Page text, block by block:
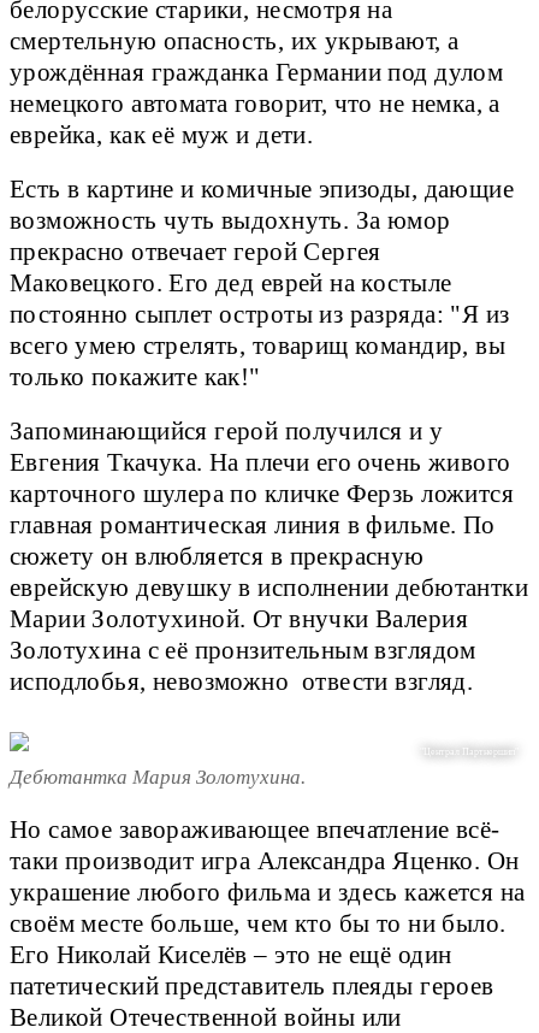
белорусские старики, несмотря на
смертельную опасность, их укрывают, а
урождённая гражданка Германии под дулом
немецкого автомата говорит, что не немка, а
еврейка, как её муж и дети.
Есть в картине и комичные эпизоды, дающие
возможность чуть выдохнуть. За юмор
прекрасно отвечает герой Сергея
Маковецкого. Его дед еврей на костыле
постоянно сыплет остроты из разряда: "Я из
всего умею стрелять, товарищ командир, вы
только покажите как!"
Запоминающийся герой получился и у
Евгения Ткачука. На плечи его очень живого
карточного шулера по кличке Ферзь ложится
главная романтическая линия в фильме. По
сюжету он влюбляется в прекрасную
еврейскую девушку в исполнении дебютантки
Марии Золотухиной. От внучки Валерия
Золотухина с её пронзительным взглядом
исподлобья, невозможно отвести взгляд.
"Централ Партнершип"
Дебютантка Мария Золотухина.
Но самое завораживающее впечатление всё-
таки производит игра Александра Яценко. Он
украшение любого фильма и здесь кажется на
своём месте больше, чем кто бы то ни было.
Его Николай Киселёв – это не ещё один
патетический представитель плеяды героев
Великой Отечественной войны или